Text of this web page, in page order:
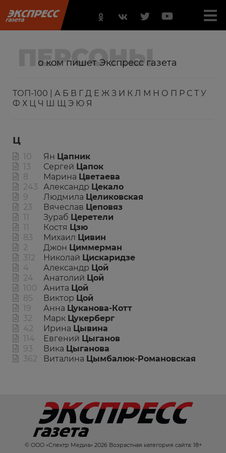
ПЕРСОНЫ
о ком пишет Экспресс газета
ТОП-100 А Б В Г Д Е Ж З И К Л М Н О П Р С Т У
Ф Х Ц Ч Ш Щ Э Ю Я
Ц
10 Ян Цапник
13
Сергей Цапок
8
Марина Цветаева
243
Александр Цекало
9
Людмила Целиковская
23
Вячеслав Цеповяз
11
Зураб Церетели
11
Костя Цзю
83
Михаил Цивин
2
Джон Циммерман
312
Николай Цискаридзе
4
Александр Цой
24
Анатолий Цой
100
Анита Цой
85
Виктор Цой
19
Анна Цуканова-Котт
32
Марк Цукерберг
42
Ирина Цывина
114
Евгений Цыганов
93
Вика Цыганова
362
Виталина Цымбалюк-Романовская
© ООО «Спектр Медиа» 2026 Возрастная категория сайта: 18+